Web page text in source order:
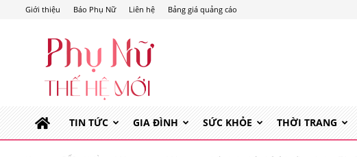
Giới thiệu Báo Phụ Nữ Liên hệ Bảng giá quảng cáo
Phụ
Nữ
Hệ
TIN TỨC
GIA ĐÌNH SỨC KHỎE THỜI TRANG